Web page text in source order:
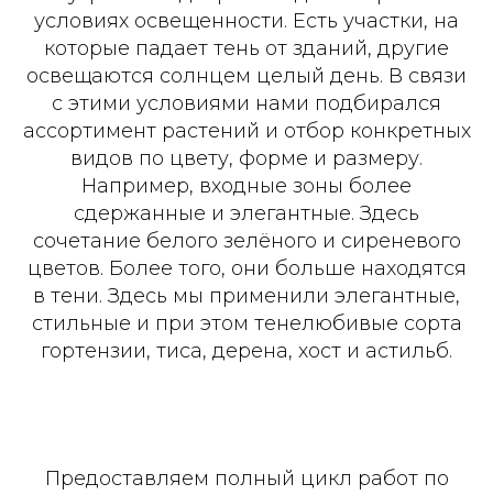
условиях освещенности. Есть участки, на
которые падает тень от зданий, другие
освещаются солнцем целый день. В связи
с этими условиями нами подбирался
ассортимент растений и отбор конкретных
видов по цвету, форме и размеру.
Например, входные зоны более
сдержанные и элегантные. Здесь
сочетание белого зелёного и сиреневого
цветов. Более того, они больше находятся
в тени. Здесь мы применили элегантные,
стильные и при этом тенелюбивые сорта
гортензии, тиса, дерена, хост и астильб.
Предоставляем полный цикл работ по